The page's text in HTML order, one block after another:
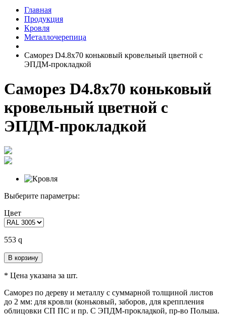
Главная
Продукция
Кровля
Металлочерепица
Саморез D4.8х70 коньковый кровельный цветной с
ЭПДМ-прокладкой
Саморез D4.8х70 коньковый
кровельный цветной с
ЭПДМ-прокладкой
Выберите параметры:
Цвет
553 q
В корзину
* Цена указана за шт.
Саморез по дереву и металлу с суммарной толщиной листов
до 2 мм: для кровли (коньковый, заборов, для креппления
облицовки СП ПС и пр. С ЭПДМ-прокладкой, пр-во Польша.